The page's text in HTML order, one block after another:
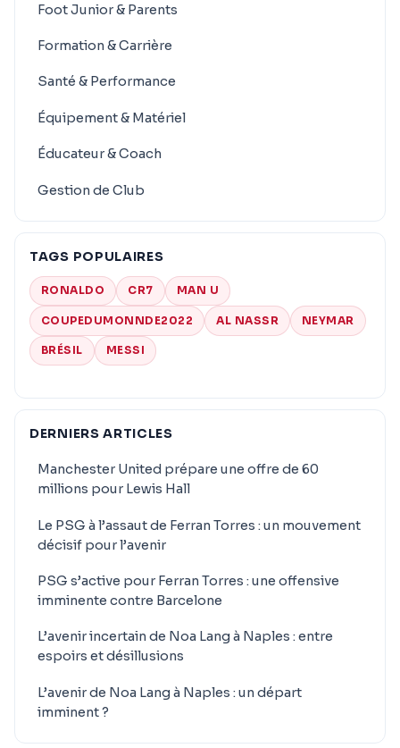
Foot Junior & Parents
Formation & Carrière
Santé & Performance
Équipement & Matériel
Éducateur & Coach
Gestion de Club
TAGS POPULAIRES
RONALDO CR7 MAN U
COUPEDUMONNDE2022 AL NASSR NEYMAR
BRÉSIL MESSI
DERNIERS ARTICLES
Manchester United prépare une offre de 60
millions pour Lewis Hall
Le PSG à l’assaut de Ferran Torres : un mouvement
décisif pour l’avenir
PSG s’active pour Ferran Torres : une offensive
imminente contre Barcelone
L’avenir incertain de Noa Lang à Naples : entre
espoirs et désillusions
L’avenir de Noa Lang à Naples : un départ
imminent ?